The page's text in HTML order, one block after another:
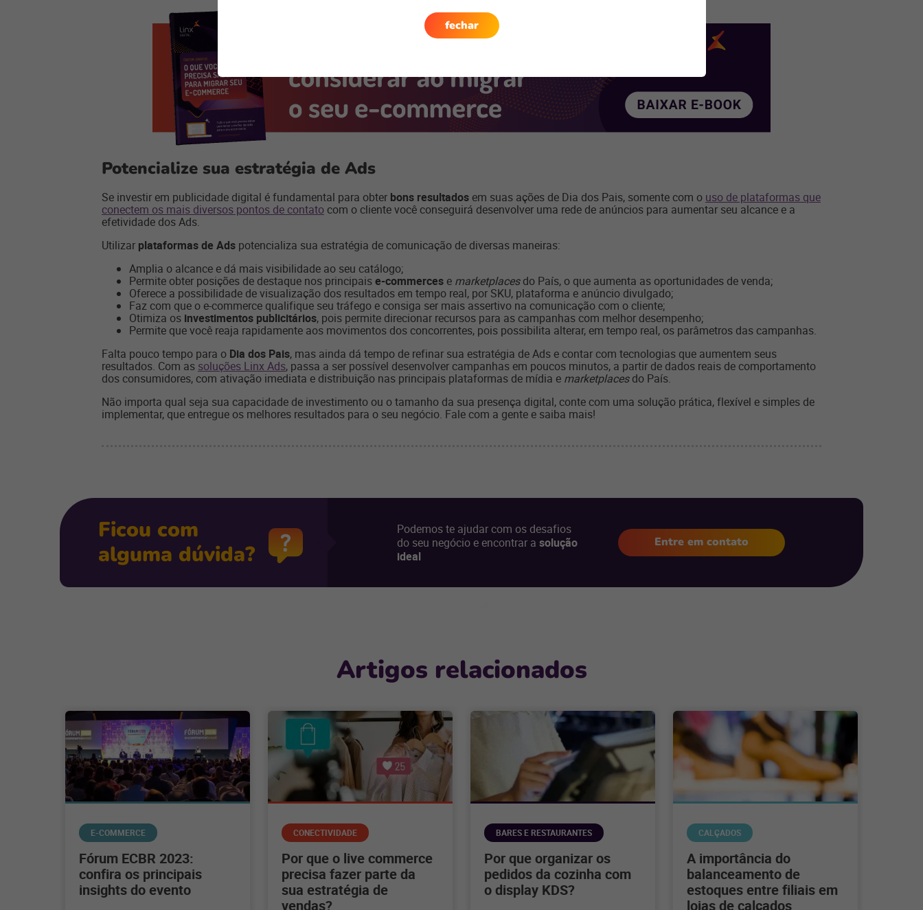
Potencialize sua estratégia de Ads
Se investir em publicidade digital é fundamental para obter bons resultados em suas ações de Dia dos Pais, somente com o uso de plataformas que
conectem os mais diversos pontos de contato com o cliente você conseguirá desenvolver uma rede de anúncios para aumentar seu alcance e a
efetividade dos Ads.
Utilizar plataformas de Ads potencializa sua estratégia de comunicação de diversas maneiras:
Amplia o alcance e dá mais visibilidade ao seu catálogo;
Permite obter posições de destaque nos principaise-commerces e marketplacesdo País, o que aumenta as oportunidades de venda;
Oferece a possibilidade de visualização dos resultados em tempo real, por SKU, plataforma e anúncio divulgado;
Faz com que o e-commerce qualifique seu tráfego e consiga ser mais assertivo na comunicação com o cliente;
Otimiza os investimentos publicitários, pois permite direcionar recursos para as campanhas com melhor desempenho;
Permite que você reaja rapidamente aos movimentos dos concorrentes, pois possibilita alterar, em tempo real, os parâmetros das campanhas.
Falta pouco tempo para o Dia dos Pais, mas ainda dá tempo de refinar sua estratégia de Ads e contar com tecnologias que aumentem seus
resultados. Com as soluções Linx Ads, passa a ser possível desenvolver campanhas em poucos minutos, a partir de dados reais de comportamento
dos consumidores, com ativação imediata e distribuição nas principais plataformas de mídia e marketplacesdo País.
Não importa qual seja sua capacidade de investimento ou o tamanho da sua presença digital, conte com uma solução prática, flexível e simples de
implementar, que entregue os melhores resultados para o seu negócio. Fale com a gente e saiba mais!
Ficou com
alguma dúvida?
Podemos te ajudar com os desafios
do seu negócio e encontrar a solução
ideal
Entre em contato
Artigos relacionados
E-COMMERCE
Fórum ECBR 2023:
confira os principais
insights do evento
CONECTIVIDADE
Por que o live commerce
precisa fazer parte da
sua estratégia de
vendas?
BARES E RESTAURANTES
Por que organizar os
pedidos da cozinha com
o display KDS?
CALÇADOS
A importância do
balanceamento de
estoques entre filiais em
lojas de calçados
fechar